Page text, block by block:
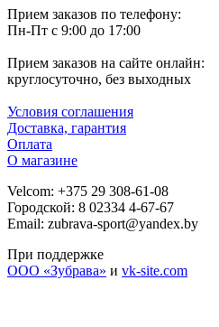
Прием заказов по телефону:
Пн-Пт с 9:00 до 17:00
Прием заказов на сайте онлайн:
круглосуточно, без выходных
Условия соглашения
Доставка, гарантия
Оплата
О магазине
Velcom: +375 29 308-61-08
Городской: 8 02334 4-67-67
Email: zubrava-sport@yandex.by
При поддержке
ООО «Зубрава» и vk-site.com